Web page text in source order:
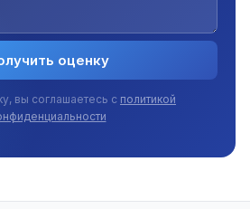
оценку
вы соглашаетесь с политикой